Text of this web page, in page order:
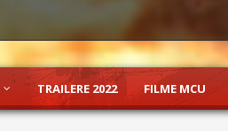
TRAILERE 2022 FILME MCU